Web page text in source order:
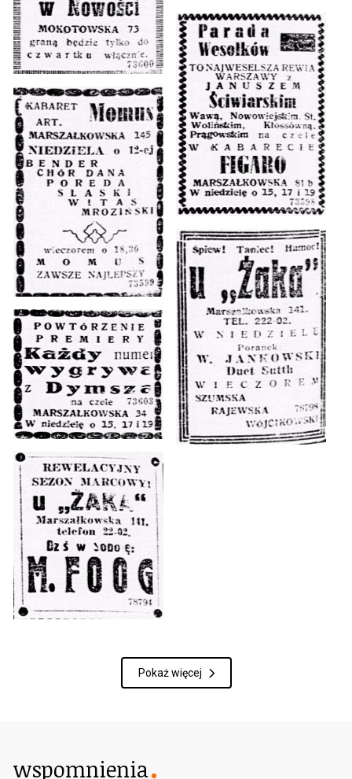
Pokaż więcej
wspomnienia